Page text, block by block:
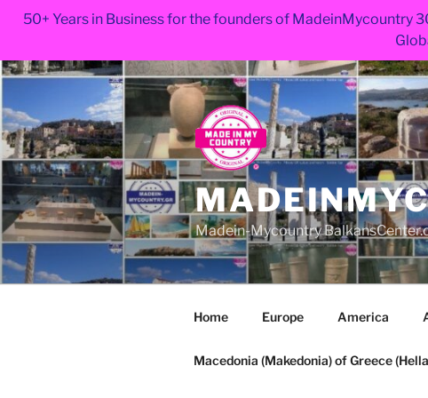
50+ Years in Business for the founders of MadeinMycountry
Skip
content
Madein-Mycountry
Home Europe America
Macedonia (Makedonia) of Greece